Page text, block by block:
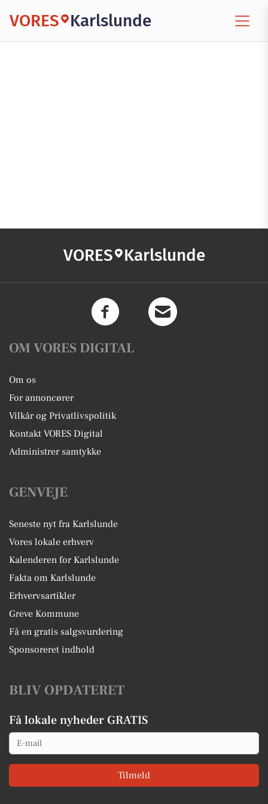
VORES Karlslunde
VORES Karlslunde
OM VORES DIGITAL
Om os
For annoncører
Vilkår og Privatlivspolitik
Kontakt VORES Digital
Administrer samtykke
GENVEJE
Seneste nyt fra Karlslunde
Vores lokale erhverv
Kalenderen for Karlslunde
Fakta om Karlslunde
Erhvervsartikler
Greve Kommune
Få en gratis salgsvurdering
Sponsoreret indhold
BLIV OPDATERET
Få lokale nyheder GRATIS
Email
Tilmeld